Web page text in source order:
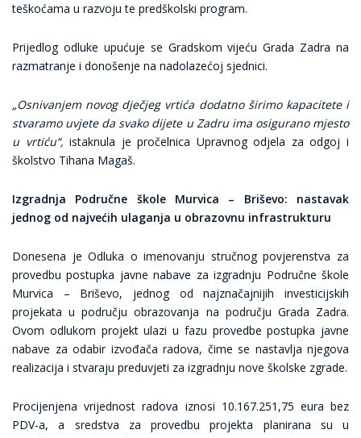
teškoćama u razvoju te predškolski program.
Prijedlog odluke upućuje se Gradskom vijeću Grada Zadra na
razmatranje i donošenje na nadolazećoj sjednici.
„Osnivanjem novog dječjeg vrtića dodatno širimo kapacitete i
stvaramo uvjete da svako dijete u Zadru ima osigurano mjesto
u vrtiću“, istaknula je pročelnica Upravnog odjela za odgoj i
školstvo Tihana Magaš.
Izgradnja Područne škole Murvica – Briševo: nastavak
jednog od najvećih ulaganja u obrazovnu infrastrukturu
Donesena je Odluka o imenovanju stručnog povjerenstva za
provedbu postupka javne nabave za izgradnju Područne škole
Murvica – Briševo, jednog od najznačajnijih investicijskih
projekata u području obrazovanja na području Grada Zadra.
Ovom odlukom projekt ulazi u fazu provedbe postupka javne
nabave za odabir izvođača radova, čime se nastavlja njegova
realizacija i stvaraju preduvjeti za izgradnju nove školske zgrade.
Procijenjena vrijednost radova iznosi 10.167.251,75 eura bez
PDV-a, a sredstva za provedbu projekta planirana su u